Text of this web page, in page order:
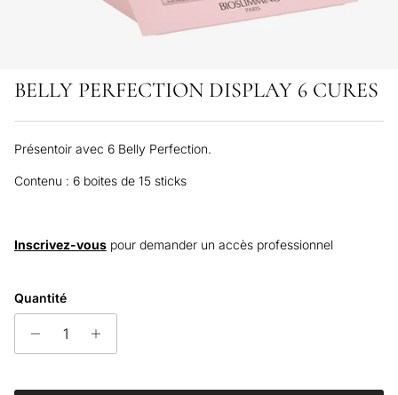
BELLY PERFECTION DISPLAY 6 CURES
Présentoir avec 6 Belly Perfection.
Contenu : 6 boites de 15 sticks
Inscrivez-vous pour demander un accès professionnel
Quantité